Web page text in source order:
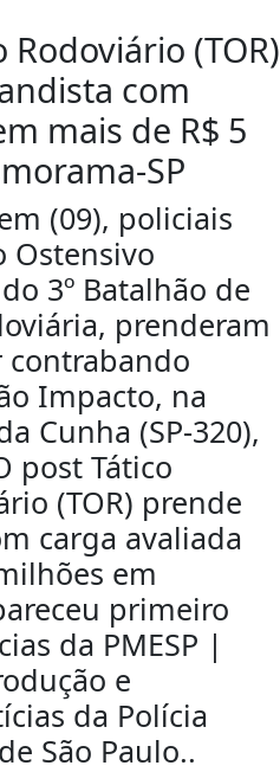
(TOR)
com
mais de R$ 5
SP
(09), policiais
Ostensivo
3º Batalhão de
prenderam
Impacto, na
Cunha (SP-320),
post Tático
(TOR) prende
carga avaliada
em
primeiro
da PMESP |
e
da Polícia
São Paulo..